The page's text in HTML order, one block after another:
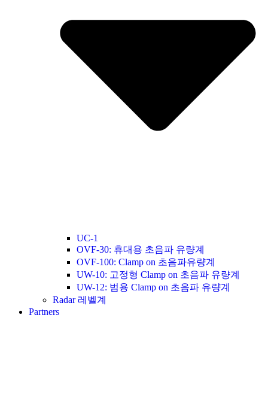
UC-1
OVF-30: 휴대용 초음파 유량계
OVF-100: Clamp on 초음파유량계
UW-10: 고정형 Clamp on 초음파 유량계
UW-12: 범용 Clamp on 초음파 유량계
Radar 레벨계
Partners